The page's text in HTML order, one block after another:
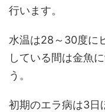
行います。
水温は28～30度に
している間は金魚
う。
初期のエラ病は3日